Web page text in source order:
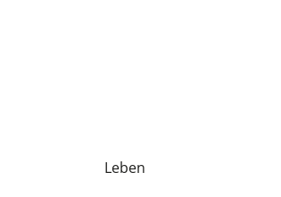
Subnavigation
Leben